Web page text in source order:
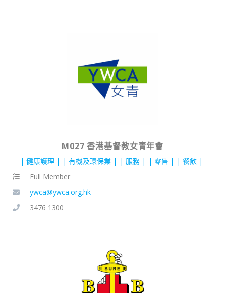
M027 香港基督教女青年會
健康護理 有機及環保業 服務 零售
餐飲
Full Member
ywca@ywca.org.hk
3476 1300